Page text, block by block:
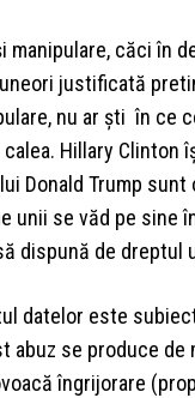
manipulare, căci în
justificată
nu ar ști în ce
Hillary Clinton
Donald Trump
unii se văd pe sine
dispună de dreptul
datelor este
abuz se produce
îngrijorare